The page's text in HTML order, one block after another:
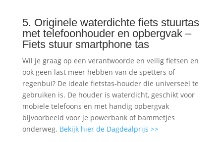
5. Originele waterdichte fiets stuurtas
met telefoonhouder en opbergvak –
Fiets stuur smartphone tas
Wil je graag op een verantwoorde en veilig fietsen en
ook geen last meer hebben van de spetters of
regenbui? De ideale fietstas-houder die universeel te
gebruiken is. De houder is waterdicht, geschikt voor
mobiele telefoons en met handig opbergvak
bijvoorbeeld voor je powerbank of bammetjes
onderweg. Bekijk hier de Dagdealprijs >>